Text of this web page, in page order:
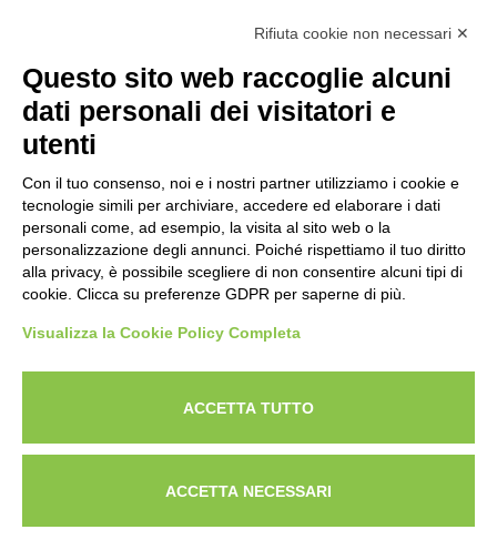
Iscriviti alla nostra newsletter per rimanere sempre aggiornato
sulle novità del mondo HORECA e per ricevere offerte esclusive.
Acconsento al trattamento dei dati personali come specificato
nella nostra privacy policy.
Cerca nel sito Lavora con noi Privacy Policy
ISCRIVITI ALLA NEWSLETTER
Tutti i nuovi prodotti in anteprima e offerte esclusive.
Acconsento al trattamento dei dati personali come
Iscriviti
Rifiuta cookie non necessari ✕
Questo sito web raccoglie alcuni
dati personali dei visitatori e
utenti
Con il tuo consenso, noi e i nostri partner utilizziamo i cookie e
tecnologie simili per archiviare, accedere ed elaborare i dati
personali come, ad esempio, la visita al sito web o la
personalizzazione degli annunci. Poiché rispettiamo il tuo diritto
alla privacy, è possibile scegliere di non consentire alcuni tipi di
cookie. Clicca su preferenze GDPR per saperne di più.
Visualizza la Cookie Policy Completa
ACCETTA TUTTO
ACCETTA NECESSARI